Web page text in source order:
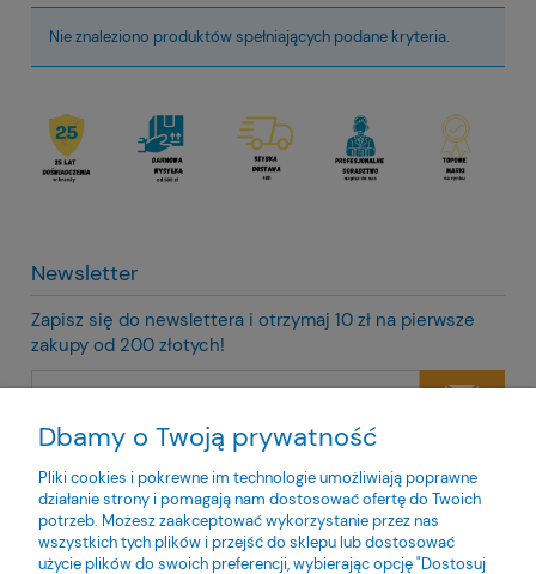
Nie znaleziono produktów spełniających podane kryteria.
Newsletter
Zapisz się do newslettera i otrzymaj 10 zł na pierwsze
zakupy od 200 złotych!
Twoje dane będą przetwarzane zgodnie z nasząpolityką
prywatności
Dbamy o Twoją prywatność
Pliki cookies i pokrewne im technologie umożliwiają poprawne
działanie strony i pomagają nam dostosować ofertę do Twoich
potrzeb. Możesz zaakceptować wykorzystanie przez nas
wszystkich tych plików i przejść do sklepu lub dostosować
użycie plików do swoich preferencji, wybierając opcję "Dostosuj